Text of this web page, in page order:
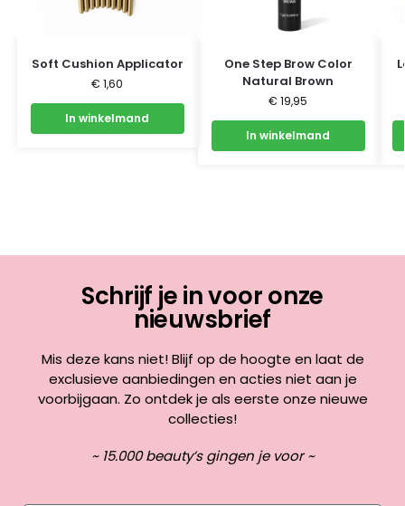
Soft Cushion Applicator
€ 1,60
In winkelmand
One Step Brow Color
Natural Brown
€ 19,95
In winkelmand
Schrijf je in voor onze
nieuwsbrief
Mis deze kans niet! Blijf op de hoogte en laat de
exclusieve aanbiedingen en acties niet aan je
voorbijgaan. Zo ontdek je als eerste onze nieuwe
collecties!
~ 15.000 beauty’s gingen je voor ~